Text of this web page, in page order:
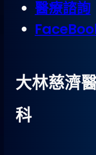
醫療諮詢
大林慈濟
科